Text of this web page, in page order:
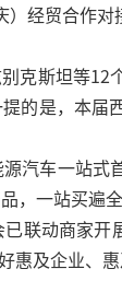
经贸合作
克斯坦等
的是，本
车一站式
，一站买
联动商家
及企业、惠